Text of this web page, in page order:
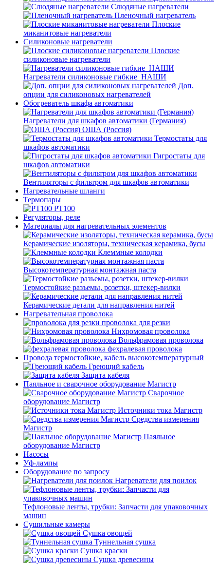
Слюдяные нагреватели
Пленочный нагреватель
Плоские
миканитовые нагреватели
Силиконовые нагреватели
Плоские
силиконовые нагреватели
Нагреватели силиконовые гибкие_НАШИ
Доп.
опции для силиконовых нагревателей
Обогреватель шкафа автоматики
Нагреватели для шкафов автоматики (Германия)
ОША (Россия)
Термостаты для
шкафов автоматики
Гигростаты для
шкафов автоматики
Вентиляторы с фильтром для шкафов автоматики
Нагревательные шланги
Термопары
PT100
Регуляторы, реле
Материалы для нагревательных элементов
Керамические изоляторы, техническая керамика, бусы
Клеммные колодки
Высокотемпературная монтажная паста
Термостойкие разъемы, розетки, штекер-вилки
Керамические детали для направления нитей
Нагревательная проволока
проволока для резки
Нихромовая проволока
Вольфрамовая проволока
фехралевая проволока
Провода термостойкие, кабель высокотемпературный
Греющий кабель
Защита кабеля
Паяльное и сварочное оборудование Магистр
Сварочное
оборудование Магистр
Источники тока Магистр
Средства измерения
Магистр
Паяльное
оборудование Магистр
Насосы
Уф-лампы
Оборудование по запросу
Нагреватели для поилок
Тефлоновые ленты, трубки: Запчасти для упаковочных
машин
Сушильные камеры
Сушка овощей
Туннельная сушка
Сушка краски
Сушка древесины